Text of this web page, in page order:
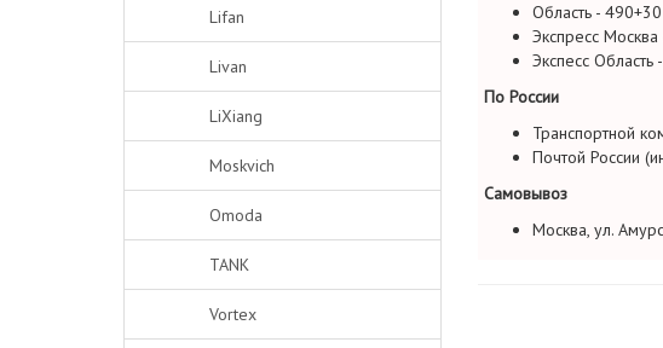
Lifan
Livan
LiXiang
Moskvich
Omoda
TANK
Vortex
Область -
Экспресс
Экспесс
По России
Транспортной
Почтой России
Самовывоз
Москва, ул.